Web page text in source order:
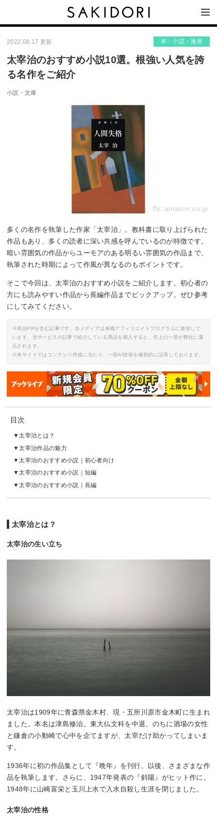
2022.08.17 更新 本・小説・漫画
太宰治のおすすめ小説10選。根強い人気を誇
る名作をご紹介
小説・文庫
By: amazon.co.jp
多くの名作を執筆した作家「太宰治」。教科書に取り上げられた
作品もあり、多くの読者に深い共感を呼んでいるのが特徴です。
暗い雰囲気の作品からユーモアのある明るい雰囲気の作品まで、
執筆された時期によって作風が異なるのもポイントです。
そこで今回は、太宰治のおすすめ小説をご紹介します。初心者の
方にも読みやすい作品から長編作品までピックアップ。ぜひ参考
にしてみてください。
※商品PRを含む記事です。当メディアは各種アフィリエイトプログラムに参加して
います。当サービスの記事で紹介している商品を購入すると、売上の一部が弊社に還
元されます。
※本サイトではコンテンツ作成に当たり、一部AI技術を補助的に活用しております。
目次
太宰治とは？
太宰治作品の魅力
太宰治のおすすめ小説｜初心者向け
太宰治のおすすめ小説｜短編
太宰治のおすすめ小説｜長編
太宰治とは？
太宰治の生い立ち
太宰治は1909年に青森県金木村、現・五所川原市金木町に生まれ
ました。本名は津島修治。東大仏文科を中退、のちに酒場の女性
と鎌倉の小動崎で心中を企てますが、太宰だけ助かってしまいま
す。
1936年に初の作品集として『晩年』を刊行。以後、さまざまな作
品を執筆します。さらに、1947年発表の『斜陽』がヒット作に。
1948年に山崎富栄と玉川上水で入水自殺し生涯を閉じました。
太宰治の性格